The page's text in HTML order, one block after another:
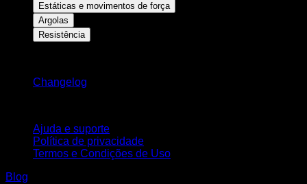
Estáticas e movimentos de força
Argolas
Resistência
Changelog
Ajuda e suporte
Política de privacidade
Termos e Condições de Uso
Blog